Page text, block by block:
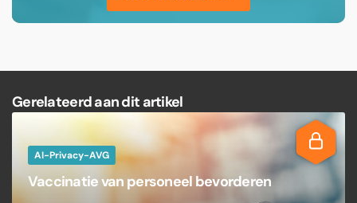
Gerelateerd aan dit artikel
AI-Privacy-AVG
Vaccinatie van personeel bevorderen